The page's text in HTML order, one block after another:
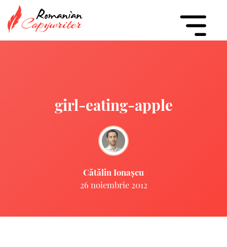
girl-eating-apple
Cătălin Ionașcu
26 noiembrie 2012